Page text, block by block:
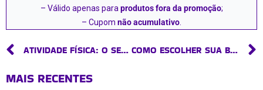
– Válido apenas paraprodutos fora da promoção;
– Cupom não acumulativo.
Prev ATIVIDADE FÍSICA: O SEGREDO PARA CURTIR A VIDA NA TERCEIRA IDADE COMO ESCOLHER SUA BIKE SPINNING NESTA BLACK FRIDAY?
MAIS RECENTES